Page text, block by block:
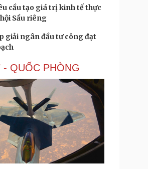
cầu tạo giá trị kinh tế thực
Sầu riêng
giải ngân đầu tư công đạt
QUỐC PHÒNG